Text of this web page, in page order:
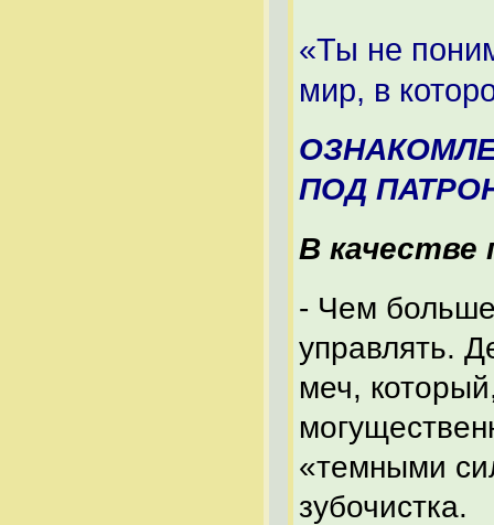
«Ты не
мир, в
ПОД
В качестве
- Чем
управлять.
меч,
«темными
зубочистка.